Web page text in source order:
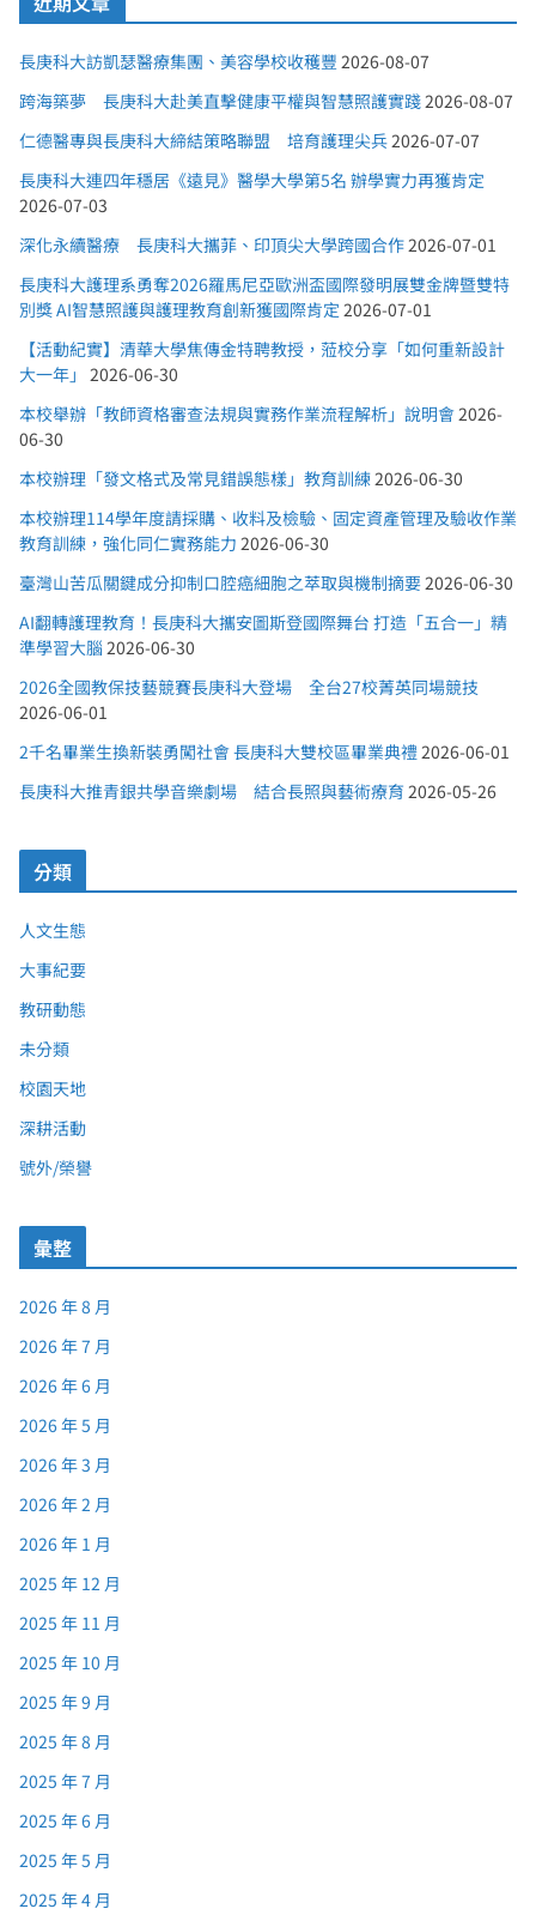
長庚科大訪凱瑟醫療集團、美容學校收穫豐 2026-08-07
跨海築夢 長庚科大赴美直擊健康平權與智慧照護實踐2026-08-07
仁德醫專與長庚科大締結策略聯盟 培育護理尖兵2026-07-07
長庚科大連四年穩居《遠見》醫學大學第5名 辦學實力再獲肯定
2026-07-03
深化永續醫療 長庚科大攜菲、印頂尖大學跨國合作2026-07-01
長庚科大護理系勇奪2026羅馬尼亞歐洲盃國際發明展雙金牌暨雙特
別獎 AI智慧照護與護理教育創新獲國際肯定 2026-07-01
【活動紀實】清華大學焦傳金特聘教授，蒞校分享「如何重新設計
大一年」 2026-06-30
本校舉辦「教師資格審查法規與實務作業流程解析」說明會2026-
06-30
本校辦理「發文格式及常見錯誤態樣」教育訓練2026-06-30
本校辦理114學年度請採購、收料及檢驗、固定資產管理及驗收作業
教育訓練，強化同仁實務能力 2026-06-30
臺灣山苦瓜關鍵成分抑制口腔癌細胞之萃取與機制摘要2026-06-30
AI翻轉護理教育！長庚科大攜安圖斯登國際舞台 打造「五合一」精
準學習大腦 2026-06-30
2026全國教保技藝競賽長庚科大登場 全台27校菁英同場競技
2026-06-01
2千名畢業生換新裝勇闖社會 長庚科大雙校區畢業典禮2026-06-01
長庚科大推青銀共學音樂劇場 結合長照與藝術療育 2026-05-26
分類
人文生態
大事紀要
教研動態
未分類
校園天地
深耕活動
號外/榮譽
彙整
2026 年 8 月
2026 年 7 月
2026 年 6 月
2026 年 5 月
2026 年 3 月
2026 年 2 月
2026 年 1 月
2025 年 12 月
2025 年 11 月
2025 年 10 月
2025 年 9 月
2025 年 8 月
2025 年 7 月
2025 年 6 月
2025 年 5 月
2025 年 4 月